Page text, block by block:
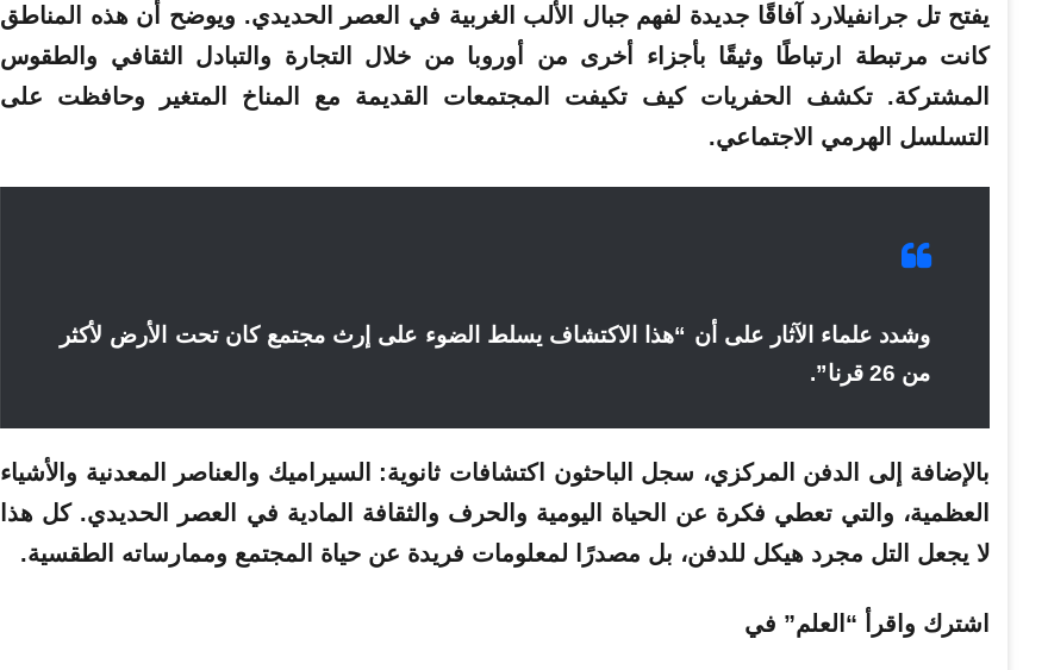
يفتح تل جرانفيلارد آفاقًا جديدة لفهم جبال الألب الغربية في العصر الحديدي. ويوضح أن هذه المناطق
كانت مرتبطة ارتباطًا وثيقًا بأجزاء أخرى من أوروبا من خلال التجارة والتبادل الثقافي والطقوس
المشتركة. تكشف الحفريات كيف تكيفت المجتمعات القديمة مع المناخ المتغير وحافظت على
التسلسل الهرمي الاجتماعي.
وشدد علماء الآثار على أن “هذا الاكتشاف يسلط الضوء على إرث مجتمع كان تحت الأرض لأكثر
من 26 قرنا”.
بالإضافة إلى الدفن المركزي، سجل الباحثون اكتشافات ثانوية: السيراميك والعناصر المعدنية والأشياء
العظمية، والتي تعطي فكرة عن الحياة اليومية والحرف والثقافة المادية في العصر الحديدي. كل هذا
لا يجعل التل مجرد هيكل للدفن، بل مصدرًا لمعلومات فريدة عن حياة المجتمع وممارساته الطقسية.
اشترك واقرأ “العلم” في